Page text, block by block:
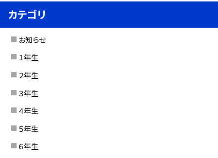
カテゴリ
お知らせ
１年生
２年生
３年生
４年生
５年生
６年生